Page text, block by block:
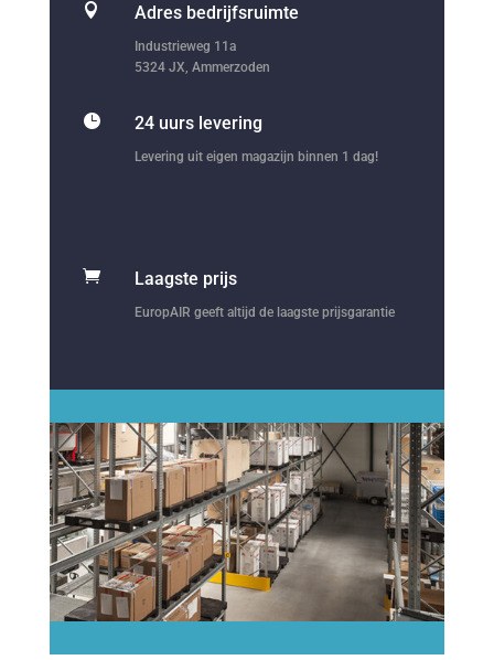
 Adres bedrijfsruimte
Industrieweg 11a
5324 JX, Ammerzoden
 24 uurs levering
Levering uit eigen magazijn binnen 1 dag!
 Laagste prijs
EuropAIR geeft altijd de laagste prijsgarantie